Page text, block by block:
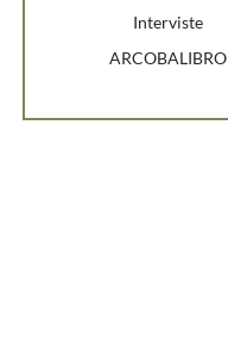
Interviste
ARCOBALIBRO